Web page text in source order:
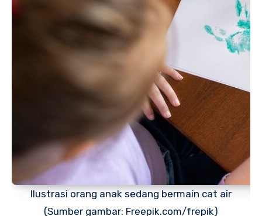
Ilustrasi orang anak sedang bermain cat air
(Sumber gambar: Freepik.com/frepik)